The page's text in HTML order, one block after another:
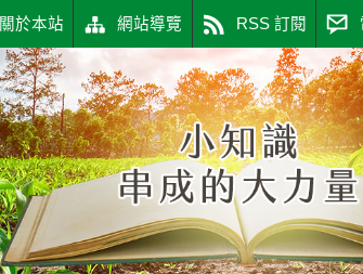
關於本站 網站導覽 RSS 訂閱